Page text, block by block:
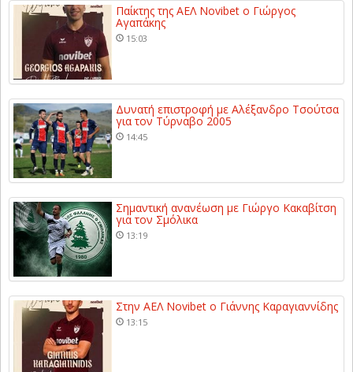
Παίκτης της ΑΕΛ Novibet ο Γιώργος
Αγαπάκης
15:03
Δυνατή επιστροφή με Αλέξανδρο Τσούτσα
για τον Τύρναβο 2005
14:45
Σημαντική ανανέωση με Γιώργο Κακαβίτση
για τον Σμόλικα
13:19
Στην ΑΕΛ Novibet ο Γιάννης Καραγιαννίδης
13:15